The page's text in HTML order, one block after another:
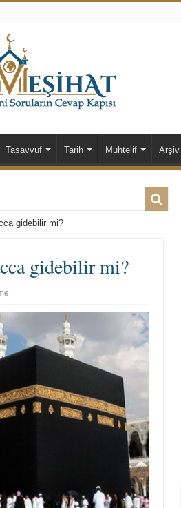
Tasavvuf Tarih Muhtelif Arşiv
gidebilir mi?
gidebilir mi?